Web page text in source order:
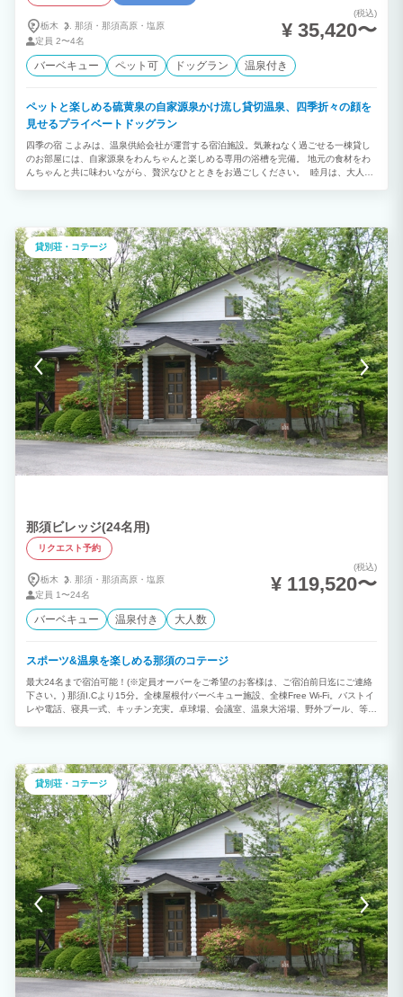
栃木 那須・ 那須高原・ 塩原
定員 2〜4名
(税込)
¥ 35,420〜
バーベキュー ペット可 ドッグラン 温泉付き
ペットと楽しめる硫黄泉の自家源泉かけ流し貸切温泉、四季折々の顔を
見せるプライベートドッグラン
四季の宿 こよみは、温泉供給会社が運営する宿泊施設。気兼ねなく過ごせる一棟貸し
のお部屋には、自家源泉をわんちゃんと楽しめる専用の浴槽を完備。 地元の食材をわ
んちゃんと共に味わいながら、贅沢なひとときをお過ごしください。 睦月は、大人4
んと一緒に四季の香りをお楽しみいただけます。 ご家族でのご利用がお勧めです。
貸別荘・コテージ
那須ビレッジ(24名用)
リクエスト予約
栃木 那須・ 那須高原・ 塩原
定員 1〜24名
(税込)
¥ 119,520〜
バーベキュー 温泉付き 大人数
スポーツ&温泉を楽しめる那須のコテージ
最大24名まで宿泊可能！(※定員オーバーをご希望のお客様は、ご宿泊前日迄にご連絡
下さい。) 那須I.Cより15分。全棟屋根付バーベキュー施設、全棟Free Wi-Fi。バストイ
レや電話、寝具一式、キッチン充実。卓球場、会議室、温泉大浴場、野外プール、等施
敷地内へのペットのお連れ込みはご遠慮願います。
貸別荘・コテージ